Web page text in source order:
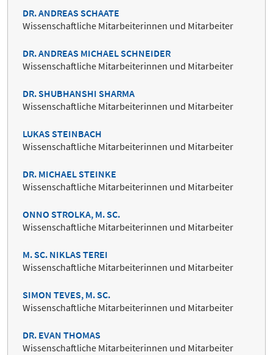
DR. ANDREAS SCHAATE
Wissenschaftliche Mitarbeiterinnen und Mitarbeiter
DR. ANDREAS MICHAEL SCHNEIDER
Wissenschaftliche Mitarbeiterinnen und Mitarbeiter
DR. SHUBHANSHI SHARMA
Wissenschaftliche Mitarbeiterinnen und Mitarbeiter
LUKAS STEINBACH
Wissenschaftliche Mitarbeiterinnen und Mitarbeiter
DR. MICHAEL STEINKE
Wissenschaftliche Mitarbeiterinnen und Mitarbeiter
ONNO STROLKA, M. SC.
Wissenschaftliche Mitarbeiterinnen und Mitarbeiter
M. SC. NIKLAS TEREI
Wissenschaftliche Mitarbeiterinnen und Mitarbeiter
SIMON TEVES, M. SC.
Wissenschaftliche Mitarbeiterinnen und Mitarbeiter
DR. EVAN THOMAS
Wissenschaftliche Mitarbeiterinnen und Mitarbeiter